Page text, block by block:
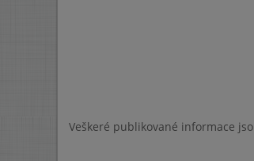
Veškeré publikované informace